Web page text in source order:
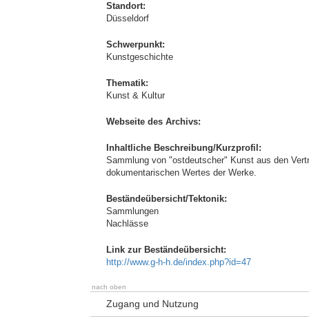
Standort:
Düsseldorf
Schwerpunkt:
Kunstgeschichte
Thematik:
Kunst & Kultur
Webseite des Archivs:
Inhaltliche Beschreibung/Kurzprofil:
Sammlung von "ostdeutscher" Kunst aus den
dokumentarischen Wertes der Werke.
Beständeübersicht/Tektonik:
Sammlungen
Nachlässe
Link zur Beständeübersicht:
http://www.g-h-h.de/index.php?id=47
nach oben
Zugang und Nutzung